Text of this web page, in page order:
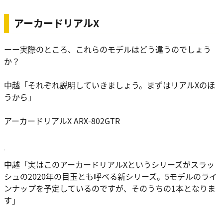
アーカードリアルX
ーー実際のところ、これらのモデルはどう違うのでしょう
か？
中越 「それぞれ説明していきましょう。まずはリアルXのほ
うから」
アーカードリアルX ARX-802GTR
中越 「実はこのアーカードリアルXというシリーズがスラッ
シュの2020年の目玉とも呼べる新シリーズ。5モデルのライ
ンナップを予定しているのですが、そのうちの1本となりま
す」